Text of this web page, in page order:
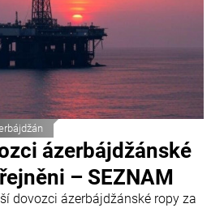
ázerbájdžánské
– SEZNAM
dovozci ázerbájdžánské ropy za